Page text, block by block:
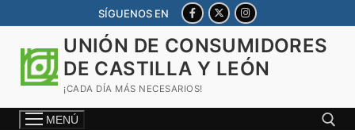
al
contenido
SÍGUENOS EN
UNIÓN DE CONSUMIDORES
DE CASTILLA Y LEÓN
¡CADA DÍA MÁS NECESARIOS!
MENÚ